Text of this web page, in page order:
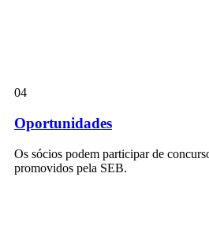
04
Oportunidades
Os sócios podem participar de
promovidos pela SEB.